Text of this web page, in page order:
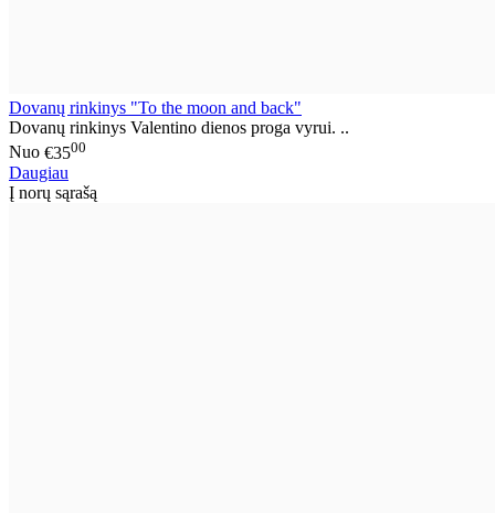
Dovanų rinkinys "To the moon and back"
Dovanų rinkinys Valentino dienos proga vyrui. ..
Nuo €3500
Daugiau
Į norų sąrašą